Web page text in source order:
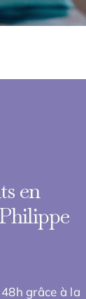
en
grâce à la